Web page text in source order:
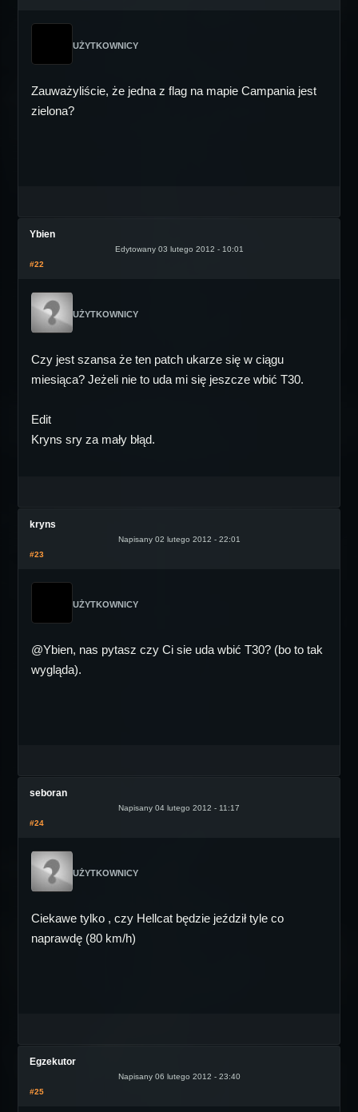
UŻYTKOWNICY
Zauważyliście, że jedna z flag na mapie Campania jest
zielona?
Ybien
Edytowany 03 lutego 2012 - 10:01
#22
UŻYTKOWNICY
Czy jest szansa że ten patch ukarze się w ciągu
miesiąca? Jeżeli nie to uda mi się jeszcze wbić T30.
Edit
Kryns sry za mały błąd.
kryns
Napisany 02 lutego 2012 - 22:01
#23
UŻYTKOWNICY
@Ybien, nas pytasz czy Ci sie uda wbić T30? (bo to tak
wygląda).
seboran
Napisany 04 lutego 2012 - 11:17
#24
UŻYTKOWNICY
Ciekawe tylko , czy Hellcat będzie jeździł tyle co
naprawdę (80 km/h)
Egzekutor
Napisany 06 lutego 2012 - 23:40
#25